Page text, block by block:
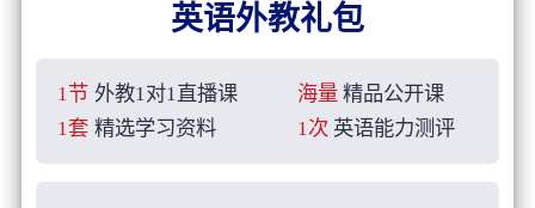
英语外教礼包
1节 外教1对1直播课 海量 精品公开课
1套 精选学习资料 1次 英语能力测评